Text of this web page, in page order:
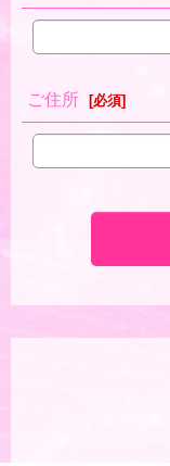
ご住所 [必須]